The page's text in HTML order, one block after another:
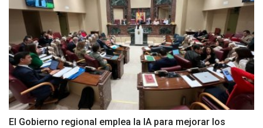
El Gobierno regional emplea la IA para mejorar los